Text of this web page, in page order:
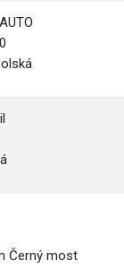
Černý most